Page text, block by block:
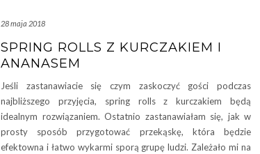
28 maja 2018
SPRING ROLLS Z KURCZAKIEM I
ANANASEM
Jeśli zastanawiacie się czym zaskoczyć gości podczas
najbliższego przyjęcia, spring rolls z kurczakiem będą
idealnym rozwiązaniem. Ostatnio zastanawiałam się, jak w
prosty sposób przygotować przekąskę, która będzie
efektowna i łatwo wykarmi sporą grupę ludzi. Zależało mi na